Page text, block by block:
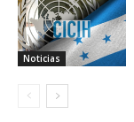
Noticias